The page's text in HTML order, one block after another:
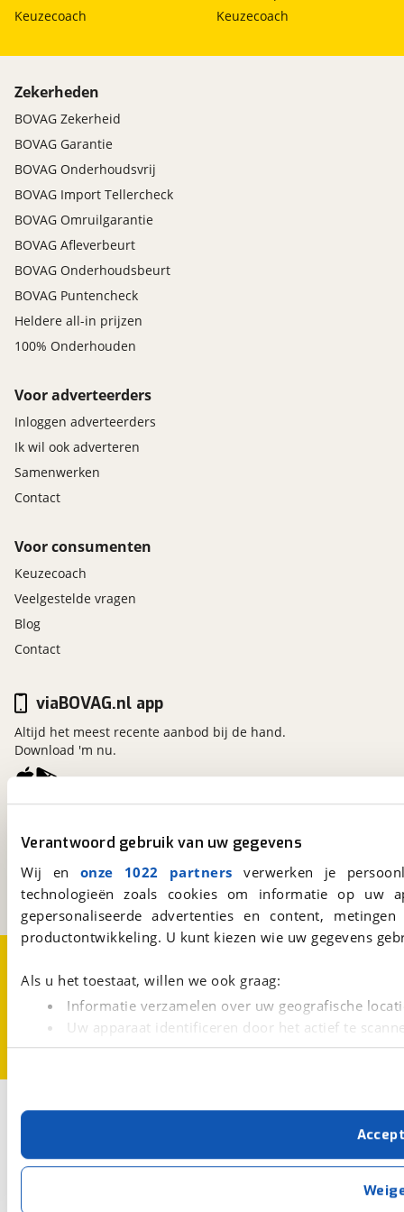
Verantwoord gebruik van uw gegevens
Wij en onze 1022 partners verwerken je
technologieën zoals cookies om informatie op
gepersonaliseerde advertenties en content,
productontwikkeling. U kunt kiezen wie uw gegevens
Als u het toestaat, willen we ook graag:
Informatie verzamelen over uw geografische
Uw apparaat identificeren door het actief te
Lees meer over hoe uw persoonlijke gegevens worden
Met cookies en vergelijkbare technieken zorgen we
cookies zorgen ervoor dat de website goed werkt.
verbeteren. We tonen je graag relevante advertenties
buiten onze website volgt – uiteraard op
. Als je weigert, plaatsen we alleen
Hill hold functie
Vermoeidheids herkenning
Keuzecoach
Keuzecoach
Zekerheden
BOVAG Zekerheid
BOVAG Garantie
BOVAG Onderhoudsvrij
BOVAG Import Tellercheck
BOVAG Omruilgarantie
BOVAG Afleverbeurt
BOVAG Onderhoudsbeurt
BOVAG Puntencheck
Heldere all-in prijzen
100% Onderhouden
Voor adverteerders
Inloggen adverteerders
Ik wil ook adverteren
Samenwerken
Contact
Voor consumenten
Keuzecoach
Veelgestelde vragen
Blog
Contact
Kosterijland15
Een initiatief van
BOVAG
viaBOVAG.nl app
Altijd het meest recente aanbod bij de hand.
Download 'm nu.
Cookievoorkeuren
Vacatures